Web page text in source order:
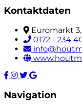
Kontaktdaten
Euromarkt
0172 - 234
Navigation